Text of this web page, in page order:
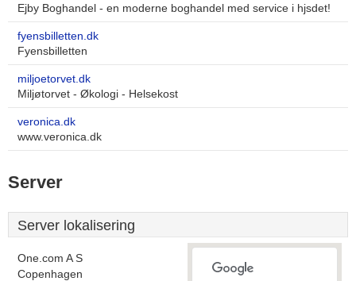
Ejby Boghandel - en moderne boghandel med service i hjsdet!
fyensbilletten.dk
Fyensbilletten
miljoetorvet.dk
Miljøtorvet - Økologi - Helsekost
veronica.dk
www.veronica.dk
Server
Server lokalisering
One.com A S
Copenhagen